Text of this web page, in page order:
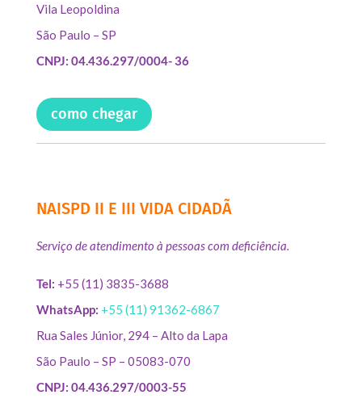
Vila Leopoldina
São Paulo – SP
CNPJ: 04.436.297/0004- 36
como chegar
NAISPD II E III VIDA CIDADÃ
Serviço de atendimento à pessoas com deficiência.
Tel: +55 (11) 3835-3688
WhatsApp: +55 (11) 91362-6867
Rua Sales Júnior, 294 – Alto da Lapa
São Paulo – SP – 05083-070
CNPJ: 04.436.297/0003-55